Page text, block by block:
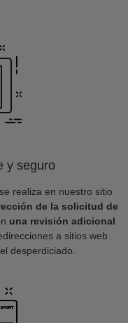
y seguro
realiza en nuestro sitio
de la solicitud de
una revisión adicional
a sitios web
desperdiciado.